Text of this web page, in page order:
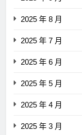
2025 年 8 月
2025 年 7 月
2025 年 6 月
2025 年 5 月
2025 年 4 月
2025 年 3 月